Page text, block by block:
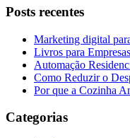
Posts recentes
Marketing digital
Livros para
Automação
Como Reduzir o
Por que a Cozinha
Categorias